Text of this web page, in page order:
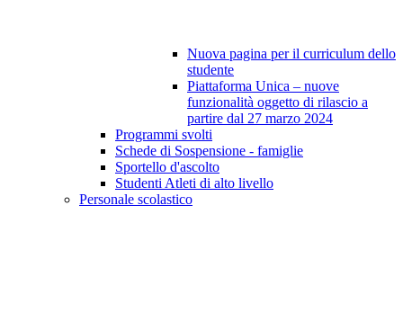
Nuova pagina per il curriculum dello
studente
Piattaforma Unica – nuove
funzionalità oggetto di rilascio a
partire dal 27 marzo 2024
Programmi svolti
Schede di Sospensione - famiglie
Sportello d'ascolto
Studenti Atleti di alto livello
Personale scolastico